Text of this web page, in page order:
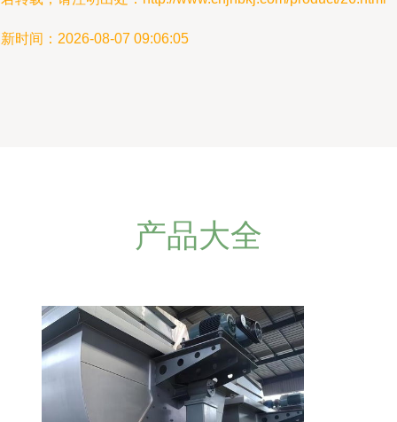
时间：2026-08-07 09:06:05
产品大全